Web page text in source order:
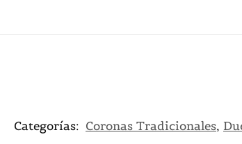
Categorías: Coronas Tradicionales,